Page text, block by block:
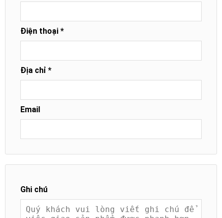
Điện thoại *
Địa chỉ *
Email
Ghi chú